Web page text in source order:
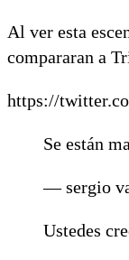
Al ver esta
compararan a
https://
Se están
— sergio
Ustedes